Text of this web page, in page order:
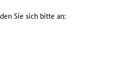
Sie sich bitte an: